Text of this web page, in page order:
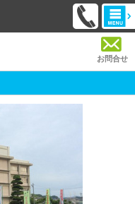
お問合せ